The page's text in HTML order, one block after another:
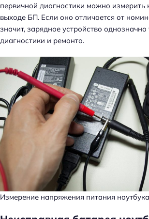
первичной диагностики можно измерить
выходе БП. Если оно отличается от
значит, зарядное устройство однозначно
диагностики и ремонта.
Измерение напряжения питания